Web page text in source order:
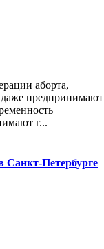
аборта,
предпринимают
г...
Петербурге